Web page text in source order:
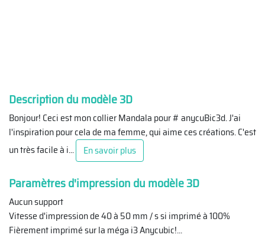
Description du modèle 3D
Bonjour! Ceci est mon collier Mandala pour # anycuBic3d. J'ai
l'inspiration pour cela de ma femme, qui aime ces créations. C'est
un très facile à i... En savoir plus
Paramètres d'impression du modèle 3D
Aucun support
Vitesse d'impression de 40 à 50 mm / s si imprimé à 100%
Fièrement imprimé sur la méga i3 Anycubic!...